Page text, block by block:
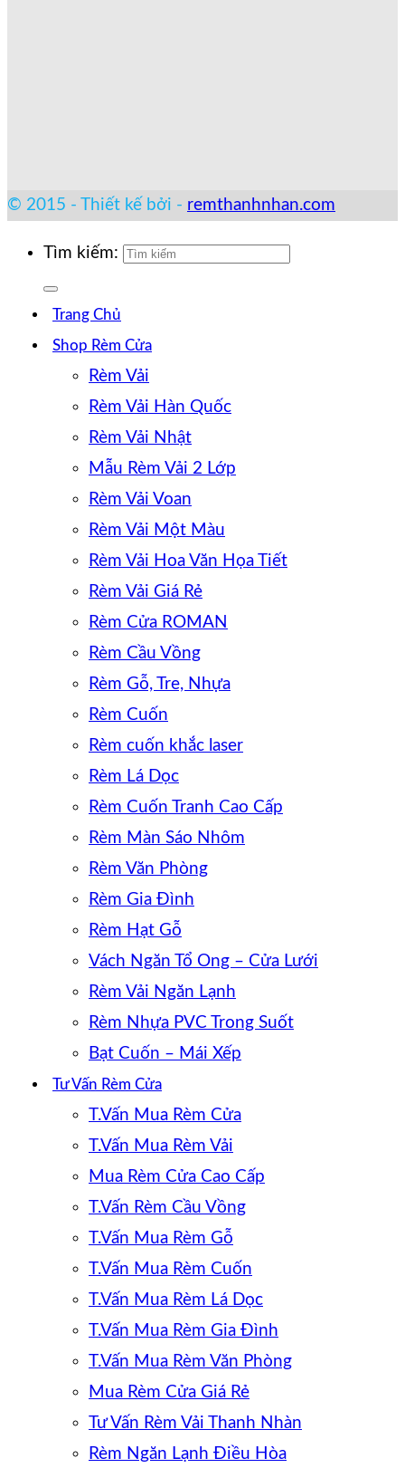
© 2015 - Thiết kế bởi - remthanhnhan.com
Tìm kiếm:
Trang Chủ
Shop Rèm Cửa
Rèm Vải
Rèm Vải Hàn Quốc
Rèm Vải Nhật
Mẫu Rèm Vải 2 Lớp
Rèm Vải Voan
Rèm Vải Một Màu
Rèm Vải Hoa Văn Họa Tiết
Rèm Vải Giá Rẻ
Rèm Cửa ROMAN
Rèm Cầu Vồng
Rèm Gỗ, Tre, Nhựa
Rèm Cuốn
Rèm cuốn khắc laser
Rèm Lá Dọc
Rèm Cuốn Tranh Cao Cấp
Rèm Màn Sáo Nhôm
Rèm Văn Phòng
Rèm Gia Đình
Rèm Hạt Gỗ
Vách Ngăn Tổ Ong – Cửa Lưới
Rèm Vải Ngăn Lạnh
Rèm Nhựa PVC Trong Suốt
Bạt Cuốn – Mái Xếp
Tư Vấn Rèm Cửa
T.Vấn Mua Rèm Cửa
T.Vấn Mua Rèm Vải
Mua Rèm Cửa Cao Cấp
T.Vấn Rèm Cầu Vồng
T.Vấn Mua Rèm Gỗ
T.Vấn Mua Rèm Cuốn
T.Vấn Mua Rèm Lá Dọc
T.Vấn Mua Rèm Gia Đình
T.Vấn Mua Rèm Văn Phòng
Mua Rèm Cửa Giá Rẻ
Tư Vấn Rèm Vải Thanh Nhàn
Rèm Ngăn Lạnh Điều Hòa